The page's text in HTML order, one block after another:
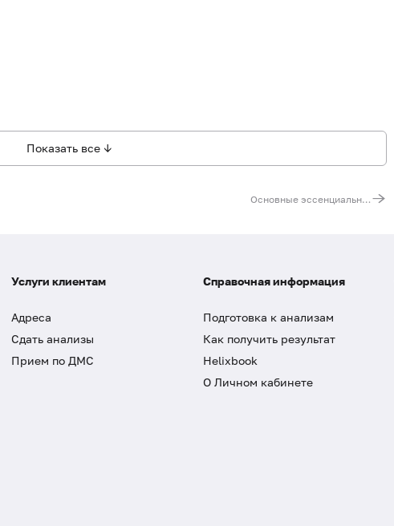
Показать все ↓
Основные эссенциальные (жизненно необходимые) и токсичные микроэлементы (13 показателей)
Услуги клиентам
Адреса
Сдать анализы
Прием по ДМС
Справочная информация
Подготовка к анализам
Как получить результат
Helixbook
О Личном кабинете